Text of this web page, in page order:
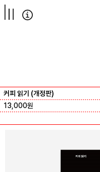
컨텐츠로
넘어가기
커피 읽기 (개정판)
13,000원